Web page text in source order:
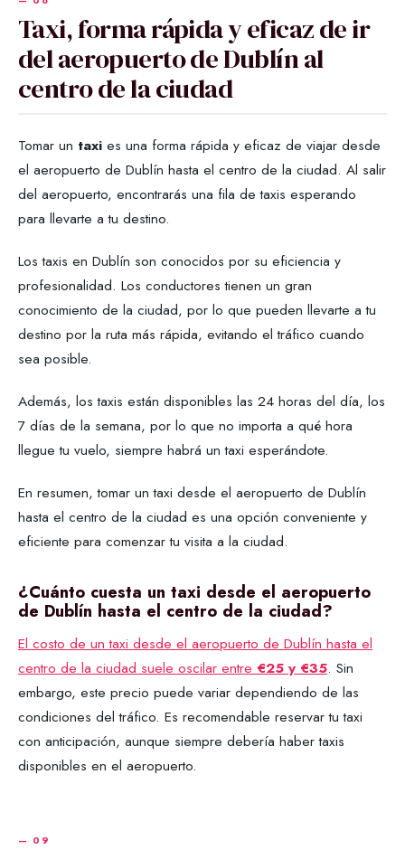
Taxi, forma rápida y eficaz de ir
del aeropuerto de Dublín al
centro de la ciudad
Tomar un taxi es una forma rápida y eficaz de viajar desde
el aeropuerto de Dublín hasta el centro de la ciudad. Al salir
del aeropuerto, encontrarás una fila de taxis esperando
para llevarte a tu destino.
Los taxis en Dublín son conocidos por su eficiencia y
profesionalidad. Los conductores tienen un gran
conocimiento de la ciudad, por lo que pueden llevarte a tu
destino por la ruta más rápida, evitando el tráfico cuando
sea posible.
Además, los taxis están disponibles las 24 horas del día, los
7 días de la semana, por lo que no importa a qué hora
llegue tu vuelo, siempre habrá un taxi esperándote.
En resumen, tomar un taxi desde el aeropuerto de Dublín
hasta el centro de la ciudad es una opción conveniente y
eficiente para comenzar tu visita a la ciudad.
¿Cuánto cuesta un taxi desde el aeropuerto
de Dublín hasta el centro de la ciudad?
El costo de un taxi desde el aeropuerto de Dublín hasta el
centro de la ciudad suele oscilar entre €25 y €35. Sin
embargo, este precio puede variar dependiendo de las
condiciones del tráfico. Es recomendable reservar tu taxi
con anticipación, aunque siempre debería haber taxis
disponibles en el aeropuerto.